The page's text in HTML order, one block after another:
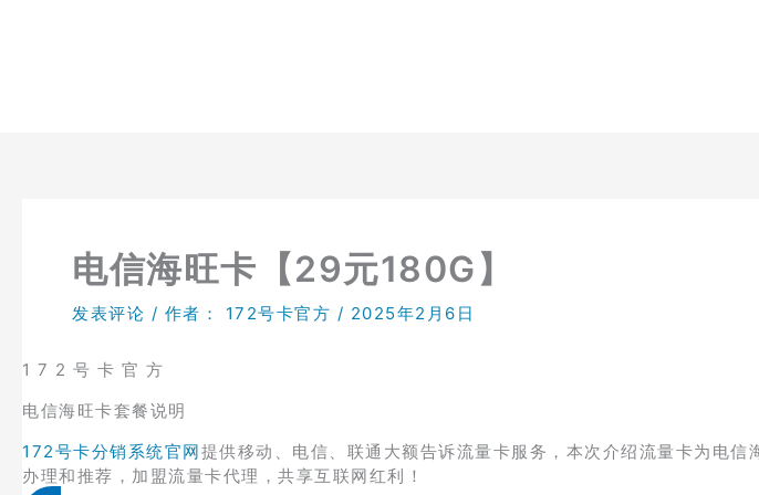
电信海旺卡【29元180G】
发表评论 / 作者： 172号卡官方 / 2025年2月6日
1 7 2 号 卡 官 方
电信海旺卡套餐说明
172号卡分销系统官网提供移动、电信、联通大额告诉流量卡服务，本次介绍流量卡为电
办理和推荐，加盟流量卡代理，共享互联网红利！